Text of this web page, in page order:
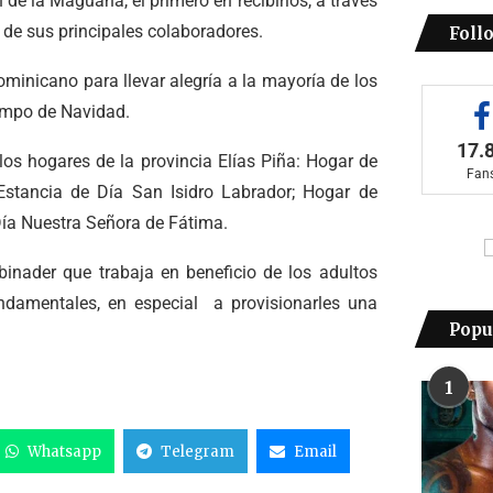
sus principales colaboradores.
para llevar alegría a la mayoría de los
de Navidad.
hogares de la provincia Elías Piña: Hogar de
de Día San Isidro Labrador; Hogar de
Nuestra Señora de Fátima.
que trabaja en beneficio de los adultos
en especial a provisionarles una
Whatsapp Telegram Email
1